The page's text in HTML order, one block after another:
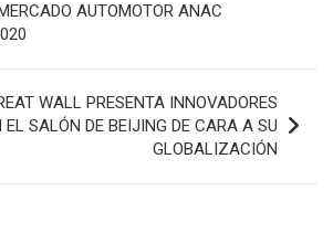
AUTOMOTOR ANAC
WALL PRESENTA INNOVADORES
EL SALÓN DE BEIJING DE CARA A SU
GLOBALIZACIÓN